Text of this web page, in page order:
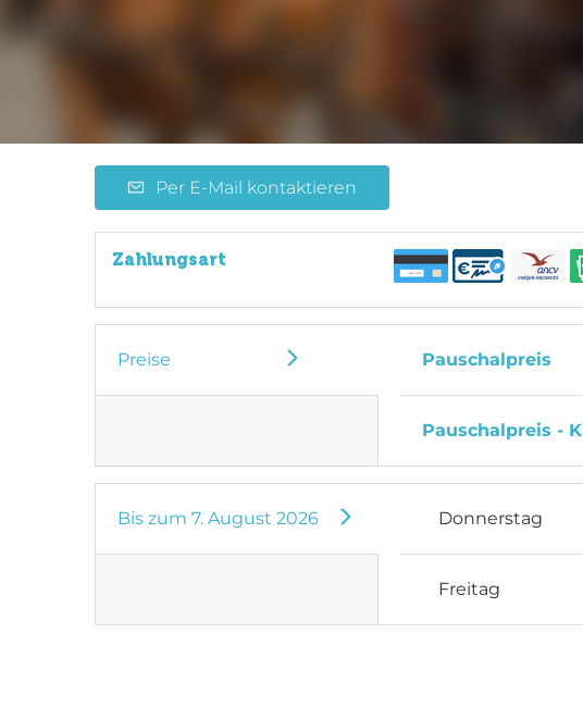
Per E-Mail kontaktieren
Zahlungsart
Preise Pauschalpreis
Pauschalpreis -
Bis zum 7. August 2026 Donnerstag
Freitag